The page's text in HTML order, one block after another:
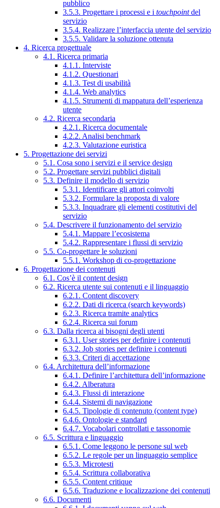
pubblico
3.5.3. Progettare i processi e i touchpointdel
servizio
3.5.4. Realizzare l’interfaccia utente del servizio
3.5.5. Validare la soluzione ottenuta
4. Ricerca progettuale
4.1. Ricerca primaria
4.1.1. Interviste
4.1.2. Questionari
4.1.3. Test di usabilità
4.1.4. Web analytics
4.1.5. Strumenti di mappatura dell’esperienza
utente
4.2. Ricerca secondaria
4.2.1. Ricerca documentale
4.2.2. Analisi benchmark
4.2.3. Valutazione euristica
5. Progettazione dei servizi
5.1. Cosa sono i servizi e il service design
5.2. Progettare servizi pubblici digitali
5.3. Definire il modello di servizio
5.3.1. Identificare gli attori coinvolti
5.3.2. Formulare la proposta di valore
5.3.3. Inquadrare gli elementi costitutivi del
servizio
5.4. Descrivere il funzionamento del servizio
5.4.1. Mappare l’ecosistema
5.4.2. Rappresentare i flussi di servizio
5.5. Co-progettare le soluzioni
5.5.1. Workshop di co-progettazione
6. Progettazione dei contenuti
6.1. Cos’è il content design
6.2. Ricerca utente sui contenuti e il linguaggio
6.2.1. Content discovery
6.2.2. Dati di ricerca (search keywords)
6.2.3. Ricerca tramite analytics
6.2.4. Ricerca sui forum
6.3. Dalla ricerca ai bisogni degli utenti
6.3.1. User stories per definire i contenuti
6.3.2. Job stories per definire i contenuti
6.3.3. Criteri di accettazione
6.4. Architettura dell’informazione
6.4.1. Definire l’architettura dell’informazione
6.4.2. Alberatura
6.4.3. Flussi di interazione
6.4.4. Sistemi di navigazione
6.4.5. Tipologie di contenuto (content type)
6.4.6. Ontologie e standard
6.4.7. Vocabolari controllati e tassonomie
6.5. Scrittura e linguaggio
6.5.1. Come leggono le persone sul web
6.5.2. Le regole per un linguaggio semplice
6.5.3. Microtesti
6.5.4. Scrittura collaborativa
6.5.5. Content critique
6.5.6. Traduzione e localizzazione dei contenuti
6.6. Documenti